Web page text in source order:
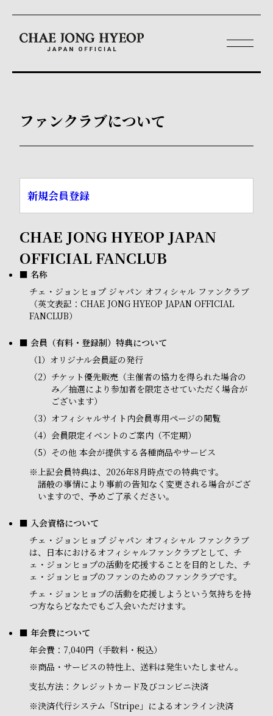
ファンクラブについて
新規会員登録
CHAE JONG HYEOP JAPAN
OFFICIAL FANCLUB
■ 名称
チェ・ジョンヒョプ ジャパン オフィシャル ファンクラブ
（英文表記：CHAE JONG HYEOP JAPAN OFFICIAL
FANCLUB）
■ 会員（有料・登録制）特典について
（1） オリジナル会員証の発行
（2） チケット優先販売（主催者の協力を得られた場合の
み／抽選により参加者を限定させていただく場合が
ございます）
（3） オフィシャルサイト内会員専用ページの閲覧
（4） 会員限定イベントのご案内（不定期）
（5） その他 本会が提供する各種商品やサービス
※上記会員特典は、2026年8月時点での特典です。
諸般の事情により事前の告知なく変更される場合がござ
いますので、予めご了承ください。
■ 入会資格について
チェ・ジョンヒョプ ジャパン オフィシャル ファンクラブ
は、日本におけるオフィシャルファンクラブとして、チ
ェ・ジョンヒョプの活動を応援することを目的とした、チ
ェ・ジョンヒョプのファンのためのファンクラブです。
チェ・ジョンヒョプの活動を応援しようという気持ちを持
つ方ならどなたでもご入会いただけます。
■ 年会費について
年会費：7,040円（手数料・税込）
※商品・サービスの特性上、送料は発生いたしません。
支払方法：クレジットカード及びコンビニ決済
※決済代行システム「Stripe」によるオンライン決済